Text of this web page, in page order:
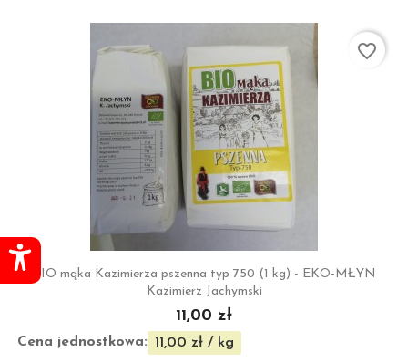
BIO mąka Kazimierza pszenna typ 750 (1 kg) - EKO-MŁYN
Kazimierz Jachymski
11,00 zł
Cena jednostkowa: 11,00 zł / kg
favorite_border